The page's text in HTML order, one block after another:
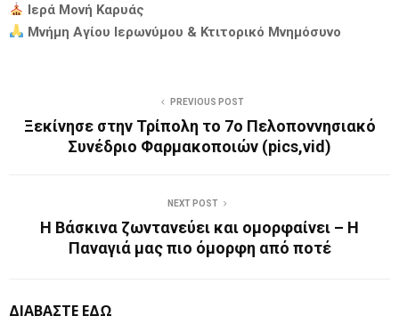
Ιερά Μονή Καρυάς
Μνήμη Αγίου Ιερωνύμου & Κτιτορικό Μνημόσυνο
PREVIOUS POST
Ξεκίνησε στην Τρίπολη το 7ο Πελοποννησιακό
Συνέδριο Φαρμακοποιών (pics,vid)
NEXT POST
Η Βάσκινα ζωντανεύει και ομορφαίνει – Η
Παναγιά μας πιο όμορφη από ποτέ
ΔΙΑΒΑΣΤΕ ΕΔΩ